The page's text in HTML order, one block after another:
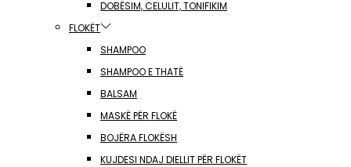
DOBËSIM, CELULIT, TONIFIKIM
FLOKËT
SHAMPOO
SHAMPOO E THATË
BALSAM
MASKË PËR FLOKË
BOJËRA FLOKËSH
KUJDESI NDAJ DIELLIT PËR FLOKËT